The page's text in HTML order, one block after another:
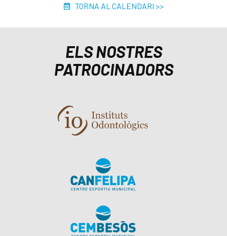
TORNA AL CALENDARI >>
ELS NOSTRES
PATROCINADORS